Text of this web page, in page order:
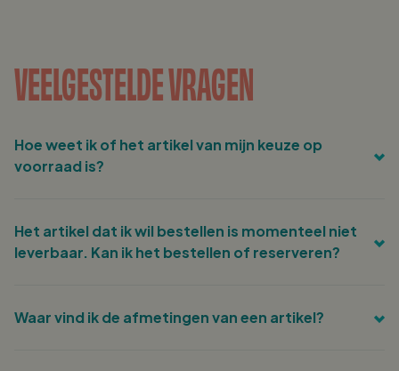
VEELGESTELDE VRAGEN
Hoe weet ik of het artikel van mijn keuze op
voorraad is?
op de product detail pagina rechts van de prijs.
Het artikel dat ik wil bestellen is momenteel niet
leverbaar. Kan ik het bestellen of reserveren?
achterlaten, je krijgt dan automatisch bericht als het
Waar vind ik de afmetingen van een artikel?